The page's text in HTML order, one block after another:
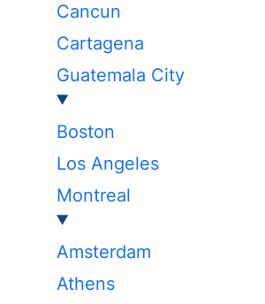
Cancun
Cartagena
Guatemala City
Boston
Los Angeles
Montreal
Amsterdam
Athens